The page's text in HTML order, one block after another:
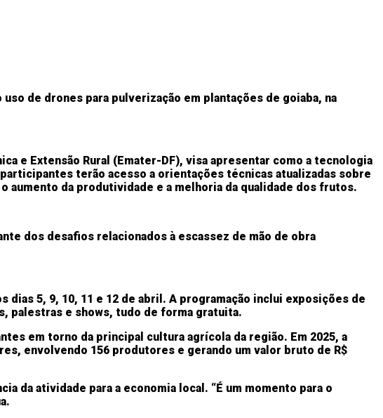
de drones para pulverização em plantações de goiaba, na
e Extensão Rural (Emater-DF), visa apresentar como a tecnologia
terão acesso a orientações técnicas atualizadas sobre
da produtividade e a melhoria da qualidade dos frutos.
dos desafios relacionados à escassez de mão de obra
dias 5, 9, 10, 11 e 12 de abril. A programação inclui exposições de
palestras e shows, tudo de forma gratuita.
em torno da principal cultura agrícola da região. Em 2025, a
envolvendo 156 produtores e gerando um valor bruto de R$
da atividade para a economia local. “É um momento para o